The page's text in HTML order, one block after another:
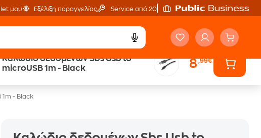
μου Εξέλιξη παραγγελίας Service από 20'
Καλώδιο δεδομένων Sbs Usb to
microUSB 1m - Black
8,99€
€ Άτοκες Δόσεις
1m - Black